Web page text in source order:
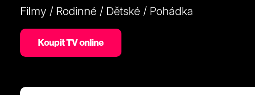
Filmy / Rodinné / Dětské / Pohádka
Koupit TV online